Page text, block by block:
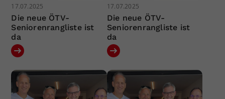
17.07.2025
Die neue ÖTV-
Seniorenrangliste ist
da
17.07.2025
Die neue ÖTV-
Seniorenrangliste ist
da